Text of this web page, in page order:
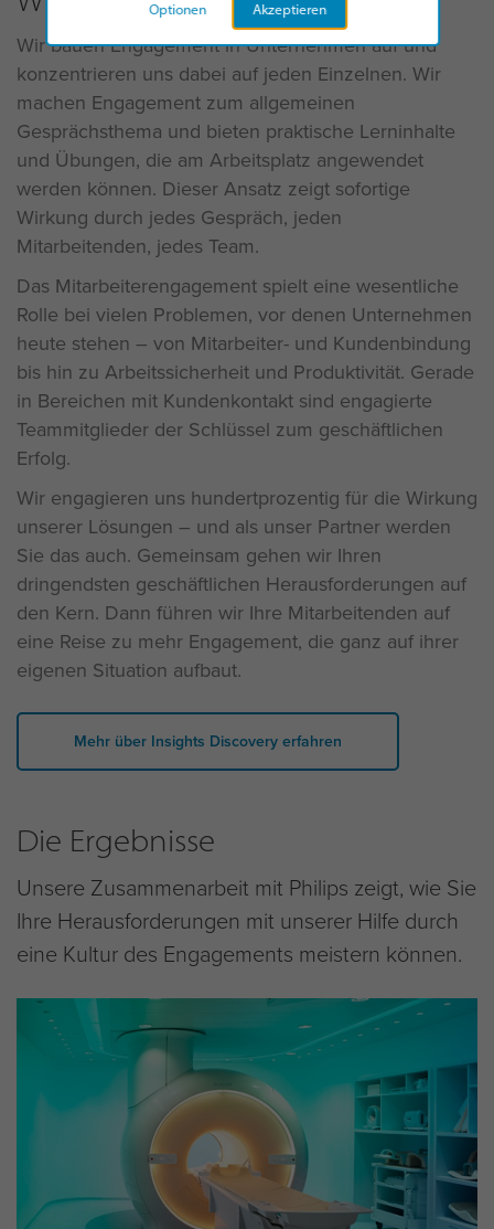
Wir bauen Engagement in Unternehmen auf und
konzentrieren uns dabei auf jeden Einzelnen. Wir
machen Engagement zum allgemeinen
Gesprächsthema und bieten praktische Lerninhalte
und Übungen, die am Arbeitsplatz angewendet
werden können. Dieser Ansatz zeigt sofortige
Wirkung durch jedes Gespräch, jeden
Mitarbeitenden, jedes Team.
Das Mitarbeiterengagement spielt eine wesentliche
Rolle bei vielen Problemen, vor denen Unternehmen
heute stehen – von Mitarbeiter- und Kundenbindung
bis hin zu Arbeitssicherheit und Produktivität. Gerade
in Bereichen mit Kundenkontakt sind engagierte
Teammitglieder der Schlüssel zum geschäftlichen
Erfolg.
Wir engagieren uns hundertprozentig für die Wirkung
unserer Lösungen – und als unser Partner werden
Sie das auch. Gemeinsam gehen wir Ihren
dringendsten geschäftlichen Herausforderungen auf
den Kern. Dann führen wir Ihre Mitarbeitenden auf
eine Reise zu mehr Engagement, die ganz auf ihrer
eigenen Situation aufbaut.
Mehr über Insights Discovery erfahren
Die Ergebnisse
Unsere Zusammenarbeit mit Philips zeigt, wie Sie
Ihre Herausforderungen mit unserer Hilfe durch
eine Kultur des Engagements meistern können.
Akzeptieren
Optionen